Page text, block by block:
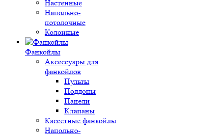
Настенные
Напольно-
потолочные
Колонные
Фанкойлы
Аксессуары для
фанкойлов
Пульты
Поддоны
Панели
Клапаны
Кассетные фанкойлы
Напольно-